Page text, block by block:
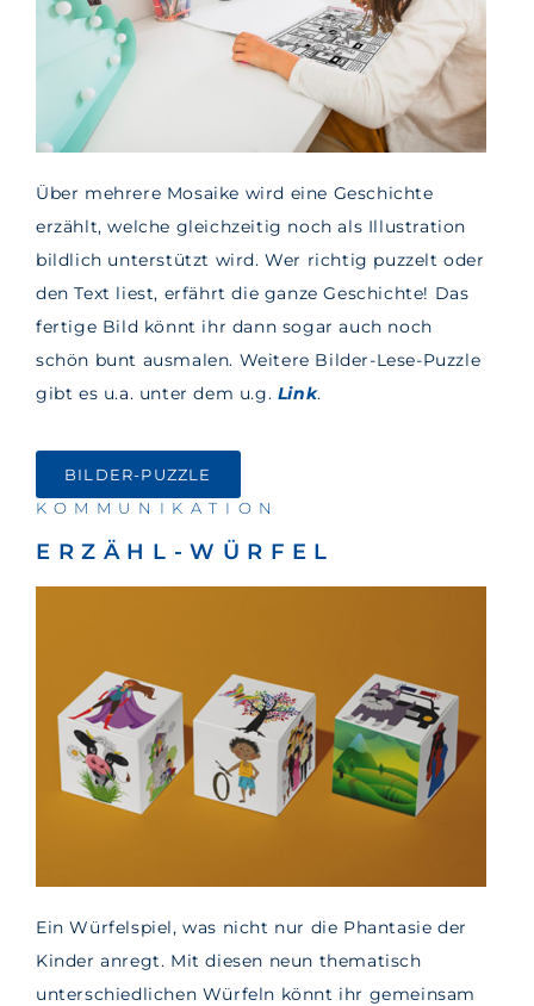
Über mehrere Mosaike wird eine Geschichte
erzählt, welche gleichzeitig noch als Illustration
bildlich unterstützt wird. Wer richtig puzzelt oder
den Text liest, erfährt die ganze Geschichte! Das
fertige Bild könnt ihr dann sogar auch noch
schön bunt ausmalen. Weitere Bilder-Lese-Puzzle
gibt es u.a. unter dem u.g. Link.
BILDER-PUZZLE
KOMMUNIKATION
ERZÄHL-WÜRFEL
Ein Würfelspiel, was nicht nur die Phantasie der
Kinder anregt. Mit diesen neun thematisch
unterschiedlichen Würfeln könnt ihr gemeinsam